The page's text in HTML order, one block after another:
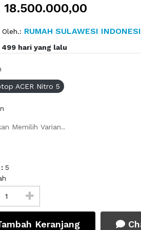
18.500.000,00
Oleh.: RUMAH SULAWESI
hari yang lalu
ACER Nitro 5
Memilih Varian..
5
Keranjang